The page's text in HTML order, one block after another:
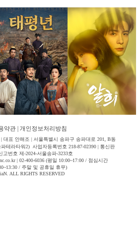
약관 개인정보처리방침
대표 안해조 | 서울특별시 송파구 송파대로 201, B동
테라타워2) 사업자등록번호 218-87-02390 | 통신판
고번호 제-2024-서울송파-3233호
| 02-400-6036 (평일 10:00~17:00 / 점심시간
/ 주말 및 공휴일 휴무)
ALL RIGHTS RESERVED